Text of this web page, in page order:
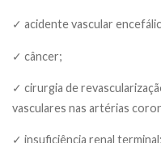
✓ acidente vascular
✓ câncer;
✓ cirurgia de
vasculares nas artérias
✓ insuficiência renal terminal;